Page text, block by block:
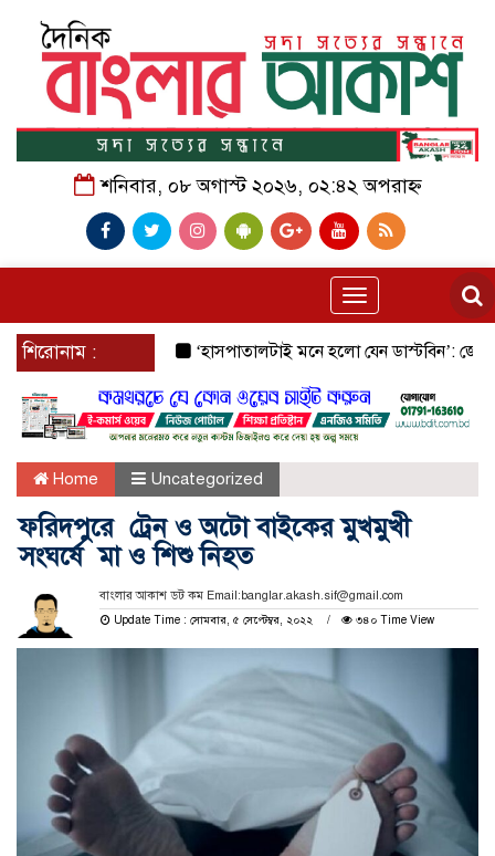
শনিবার, ০৮ অগাস্ট ২০২৬, ০২:৪২ অপরাহ্ন
Toggle
navigation
শিরোনাম : ‘হাসপাতালটাই মনে হলো যেন ডাস্টবিন’: জেনারেল
Home Uncategorized
ফরিদপুরে ট্রেন ও অটো বাইকের মুখমুখী
সংঘর্ষে মা ও শিশু নিহত
বাংলার আকাশ ডট কম Email:banglar.akash.sif@gmail.com
Update Time : সোমবার, ৫ সেপ্টেম্বর, ২০২২
৩৪০ Time View